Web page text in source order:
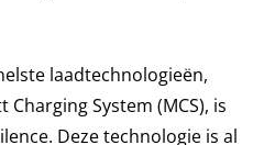
laadtechnologieën,
System (MCS), is
Deze technologie is al